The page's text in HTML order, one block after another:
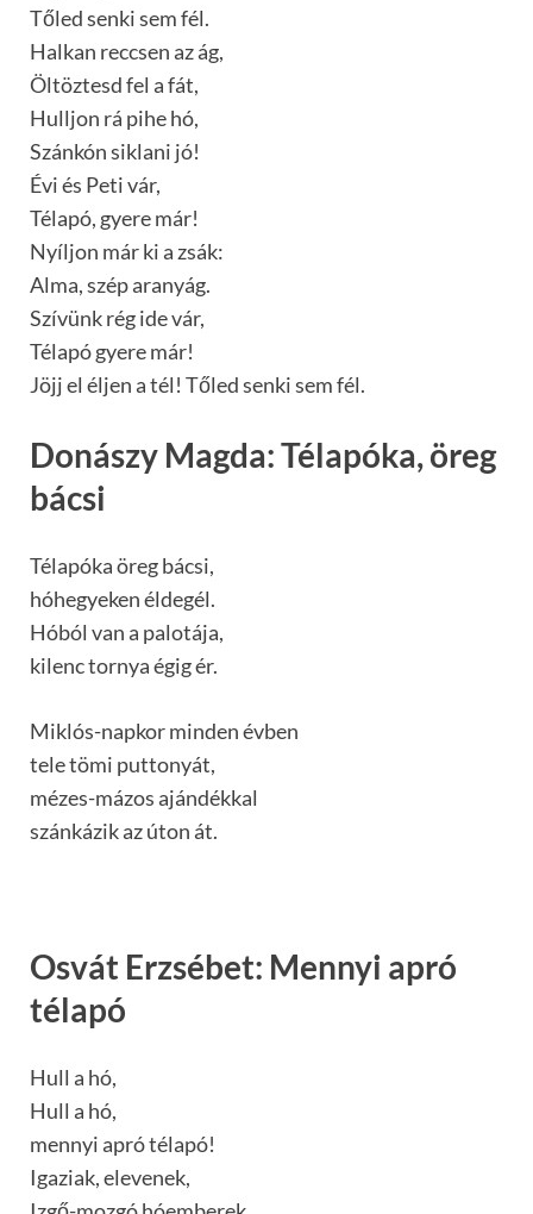
Tőled senki sem fél.
Halkan reccsen az ág,
Öltöztesd fel a fát,
Hulljon rá pihe hó,
Szánkón siklani jó!
Évi és Peti vár,
Télapó, gyere már!
Nyíljon már ki a zsák:
Alma, szép aranyág.
Szívünk rég ide vár,
Télapó gyere már!
Jöjj el éljen a tél! Tőled senki sem fél.
Donászy Magda: Télapóka, öreg
bácsi
Télapóka öreg bácsi,
hóhegyeken éldegél.
Hóból van a palotája,
kilenc tornya égig ér.
Miklós-napkor minden évben
tele tömi puttonyát,
mézes-mázos ajándékkal
szánkázik az úton át.
Osvát Erzsébet: Mennyi apró
télapó
Hull a hó,
Hull a hó,
mennyi apró télapó!
Igaziak, elevenek,